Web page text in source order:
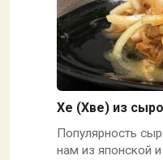
Хе (Хве) из
Популярность
нам из японской